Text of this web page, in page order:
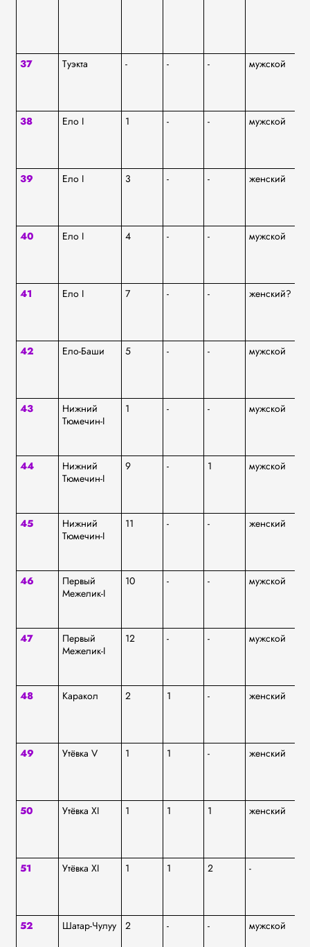
37 Туэкта - - - мужской
38 Ело I 1 - - мужской
39 Ело I 3 - - женский
40 Ело I 4 - - мужской
41 Ело I 7 - - женский?
42 Ело-Баши 5 - - мужской
43
Нижний
Тюмечин-I
1 - - мужской
44
Нижний
Тюмечин-I
9 - 1 мужской
45
Нижний
Тюмечин-I
11 - - женский
46
Первый
Межелик-I
10 - - мужской
47
Первый
Межелик-I
12 - - мужской
48 Каракол 2 1 - женский
49 Утёвка V 1 1 - женский
50 Утёвка XI 1 1 1 женский
51 Утёвка XI 1 1 2 -
52 Шатар-Чулуу 2 - - мужской